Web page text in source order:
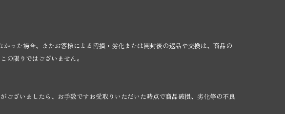
った場合、またお客様による汚損・劣化または開封後の返品や交換は、商品の
の限りではございません。
ざいましたら、お手数ですお受取りいただいた時点で商品破損、劣化等の不良